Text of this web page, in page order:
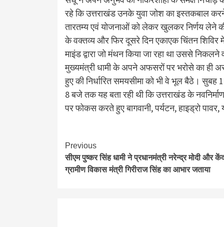
रहे कि उत्तराखंड उनके युवा जोश का इस्तकबाल
तारतम्य एवं योजनाओं को लेकर खुलकर निर्णय लेने
के वक्तव्य और फिर दूसरे दिन एकाएक चिंतन शिविर में
माइंड द्वारा जो मंथन किया जा रहा था उससे
मुख्यमंत्री धामी के अपने अफसरों पर भरोसे का ही
हुए की निर्धारित समयसीमा को भी वे भूल बैठे।
8 बजे तक यह बता रही थी कि उत्तराखंड के
पर फोकस करते हुए बागवानी, पर्यटन, हाइड्रो
Continue
Reading
Previous
सीएम पुष्कर सिंह धामी ने प्रधानमंत्री नरेन्द्र मोदी और
ग्रामीण विकास मंत्री गिरीराज सिंह का आभार जताया